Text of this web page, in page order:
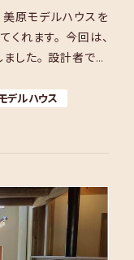
原モデルハウスを
くれます。 今回は、
した。 設計者であ
デルハウス